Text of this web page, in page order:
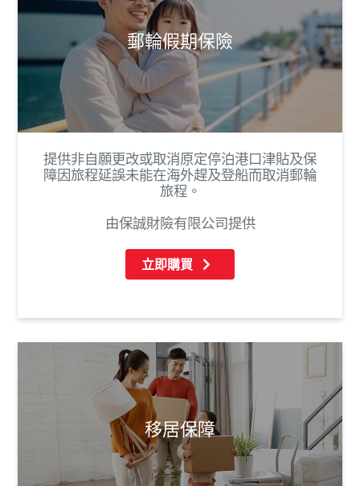
郵輪假期保險
提供非自願更改或取消原定停泊港口津貼及保
障因旅程延誤未能在海外趕及登船而取消郵輪
旅程。
由保誠財險有限公司提供
立即購買
移居保障